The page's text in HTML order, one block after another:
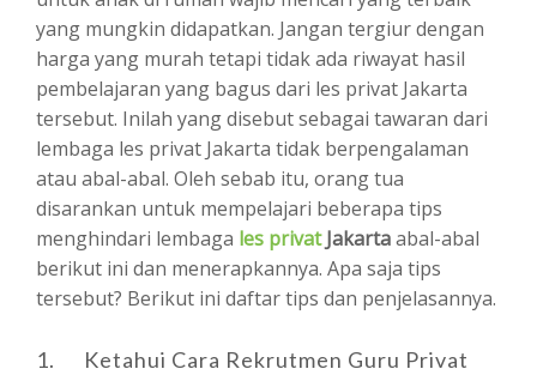
yang mungkin didapatkan. Jangan tergiur dengan
harga yang murah tetapi tidak ada riwayat hasil
pembelajaran yang bagus dari les privat Jakarta
tersebut. Inilah yang disebut sebagai tawaran dari
lembaga les privat Jakarta tidak berpengalaman
atau abal-abal. Oleh sebab itu, orang tua
disarankan untuk mempelajari beberapa tips
menghindari lembaga les privatJakartaabal-abal
berikut ini dan menerapkannya. Apa saja tips
tersebut? Berikut ini daftar tips dan penjelasannya.
1. Ketahui Cara Rekrutmen Guru Privat